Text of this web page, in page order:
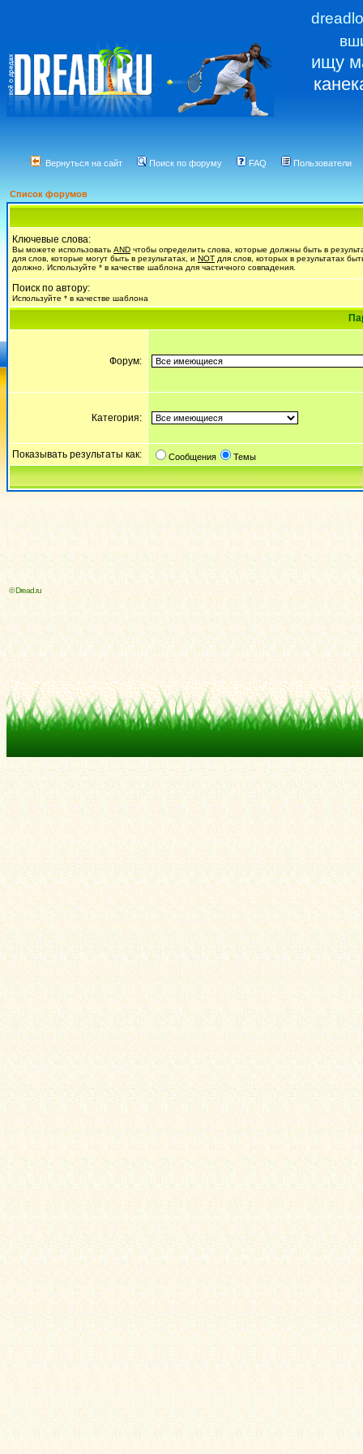
ищу
Вернуться на сайт Поиск по форуму FAQ Пользователи
Список форумов
Ключевые слова:
Вы можете использовать AND чтобы определить слова, которые должны быть в
для слов, которые могут быть в результатах, и NOT для слов, которых в результатах
должно. Используйте * в качестве шаблона для частичного совпадения.
Поиск по автору:
Используйте * в качестве шаблона
Форум:
Категория:
Показывать результаты как: Сообщения Темы
© Dread.ru